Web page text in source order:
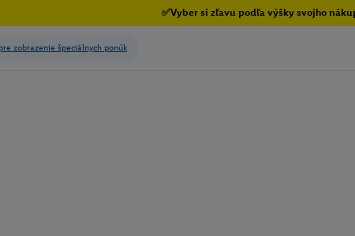
✅Vyber si zľavu podľa výšky svojho